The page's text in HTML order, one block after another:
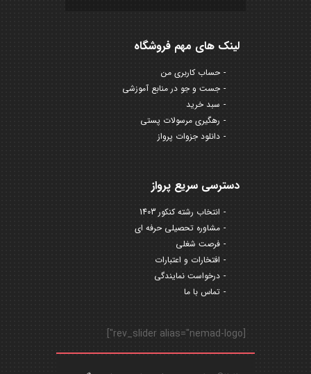
لینک های مهم فروشگاه
حساب کاربری من
جست و جو در منابع آموزشی
سبد خرید
رهگیری مرسولات پستی
دانلود جزوات پرواز
دسترسی سریع پرواز
انتخاب رشته کنکور 1403
مشاوره تحصیلی حرفه ای
فرصت شغلی
افتخارات و اعتبارات
درخواست نمایندگی
تماس با ما
[rev_slider alias="nemad-logo"]